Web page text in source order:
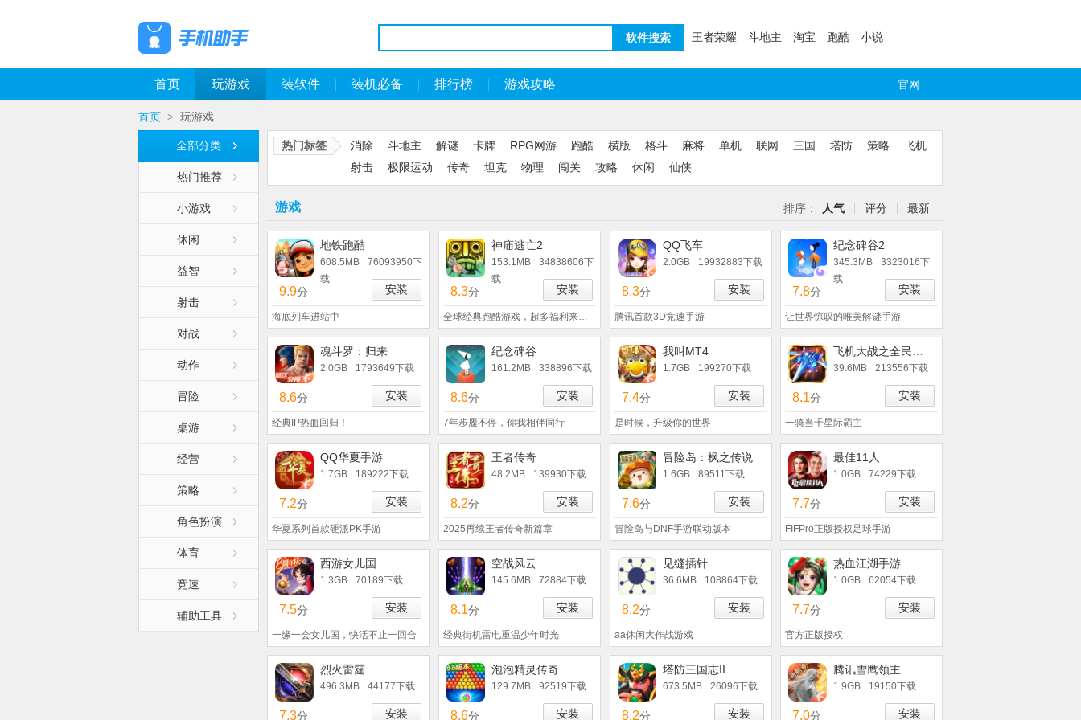
软件搜索 王者荣耀 斗地主 淘宝 跑酷 小说
首页 玩游戏 装软件 装机必备 排行榜 游戏攻略 官网
首页 > 玩游戏
全部分类
热门推荐
小游戏
休闲
益智
射击
对战
动作
冒险
桌游
经营
策略
角色扮演
体育
竞速
辅助工具
热门标签 消除 斗地主 解谜 卡牌 RPG网游 跑酷 横版 格斗 麻将 单机 联网 三国 塔防 策略
飞机
射击
极限运动 传奇 坦克 物理 闯关 攻略 休闲 仙侠
游戏 排序： 人气 评分 最新
地铁跑酷
608.5MB
76093950下
载
9.9分 安装
海底列车进站中
神庙逃亡2
153.1MB
34838606下
载
8.3分 安装
全球经典跑酷游戏，超多福利来袭！
QQ飞车
2.0GB 19932883下载
8.3分 安装
腾讯首款3D竞速手游
纪念碑谷2
345.3MB
3323016下
载
7.8分 安装
让世界惊叹的唯美解谜手游
魂斗罗：归来
2.0GB 1793649下载
8.6分 安装
经典IP热血回归！
纪念碑谷
161.2MB 338896下载
8.6分 安装
7年步履不停，你我相伴同行
我叫MT4
1.7GB 199270下载
7.4分 安装
是时候，升级你的世界
39.6MB 213556下载
8.1分 安装
一骑当千星际霸主
QQ华夏手游
1.7GB 189222下载
7.2分 安装
华夏系列首款硬派PK手游
王者传奇
48.2MB 139930下载
8.2分 安装
2025再续王者传奇新篇章
冒险岛：枫之传说
1.6GB 89511下载
7.6分 安装
冒险岛与DNF手游联动版本
最佳11人
1.0GB 74229下载
7.7分 安装
FIFPro正版授权足球手游
西游女儿国
1.3GB 70189下载
7.5分 安装
一缘一会女儿国，快活不止一回合
空战风云
145.6MB 72884下载
8.1分 安装
经典街机雷电重温少年时光
见缝插针
36.6MB 108864下载
8.2分 安装
aa休闲大作战游戏
热血江湖手游
1.0GB 62054下载
7.7分 安装
官方正版授权
烈火雷霆
496.3MB 44177下载
7.3分 安装
泡泡精灵传奇
129.7MB 92519下载
8.6分 安装
塔防三国志II
673.5MB 26096下载
8.2分 安装
腾讯雪鹰领主
1.9GB 19150下载
7.0分 安装